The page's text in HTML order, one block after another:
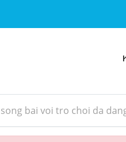
bai voi tro choi da